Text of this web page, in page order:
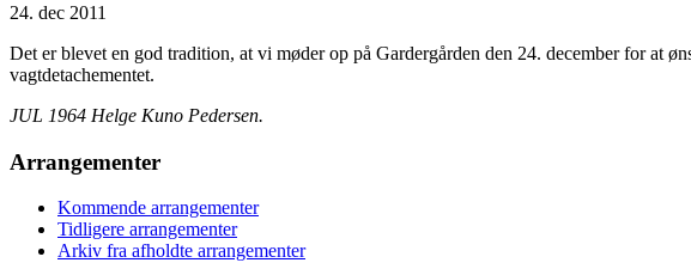
24. dec 2011
Det er blevet en god tradition, at vi møder op på Gardergården den 24. december for at
vagtdetachementet.
JUL 1964 Helge Kuno Pedersen.
Arrangementer
Kommende arrangementer
Tidligere arrangementer
Arkiv fra afholdte arrangementer